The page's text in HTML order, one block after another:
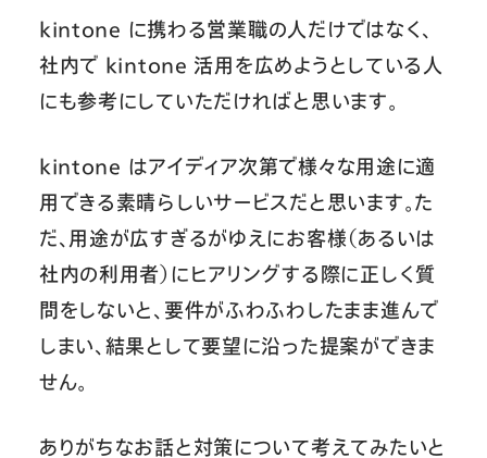
kintone に携わる営業職の人だけではなく、
社内で kintone 活用を広めようとしている人
にも参考にしていただければと思います。
kintone はアイディア次第で様々な用途に適
用できる素晴らしいサービスだと思います。た
だ、用途が広すぎるがゆえにお客様（あるいは
社内の利用者）にヒアリングする際に正しく質
問をしないと、要件がふわふわしたまま進んで
しまい、結果として要望に沿った提案ができま
せん。
ありがちなお話と対策について考えてみたいと